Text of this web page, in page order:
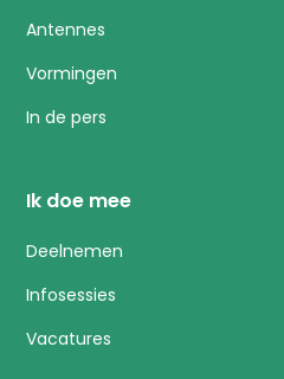
Antennes
Vormingen
In de pers
Ik doe mee
Deelnemen
Infosessies
Vacatures